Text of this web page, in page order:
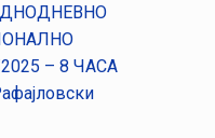
– 8 ЧАСА